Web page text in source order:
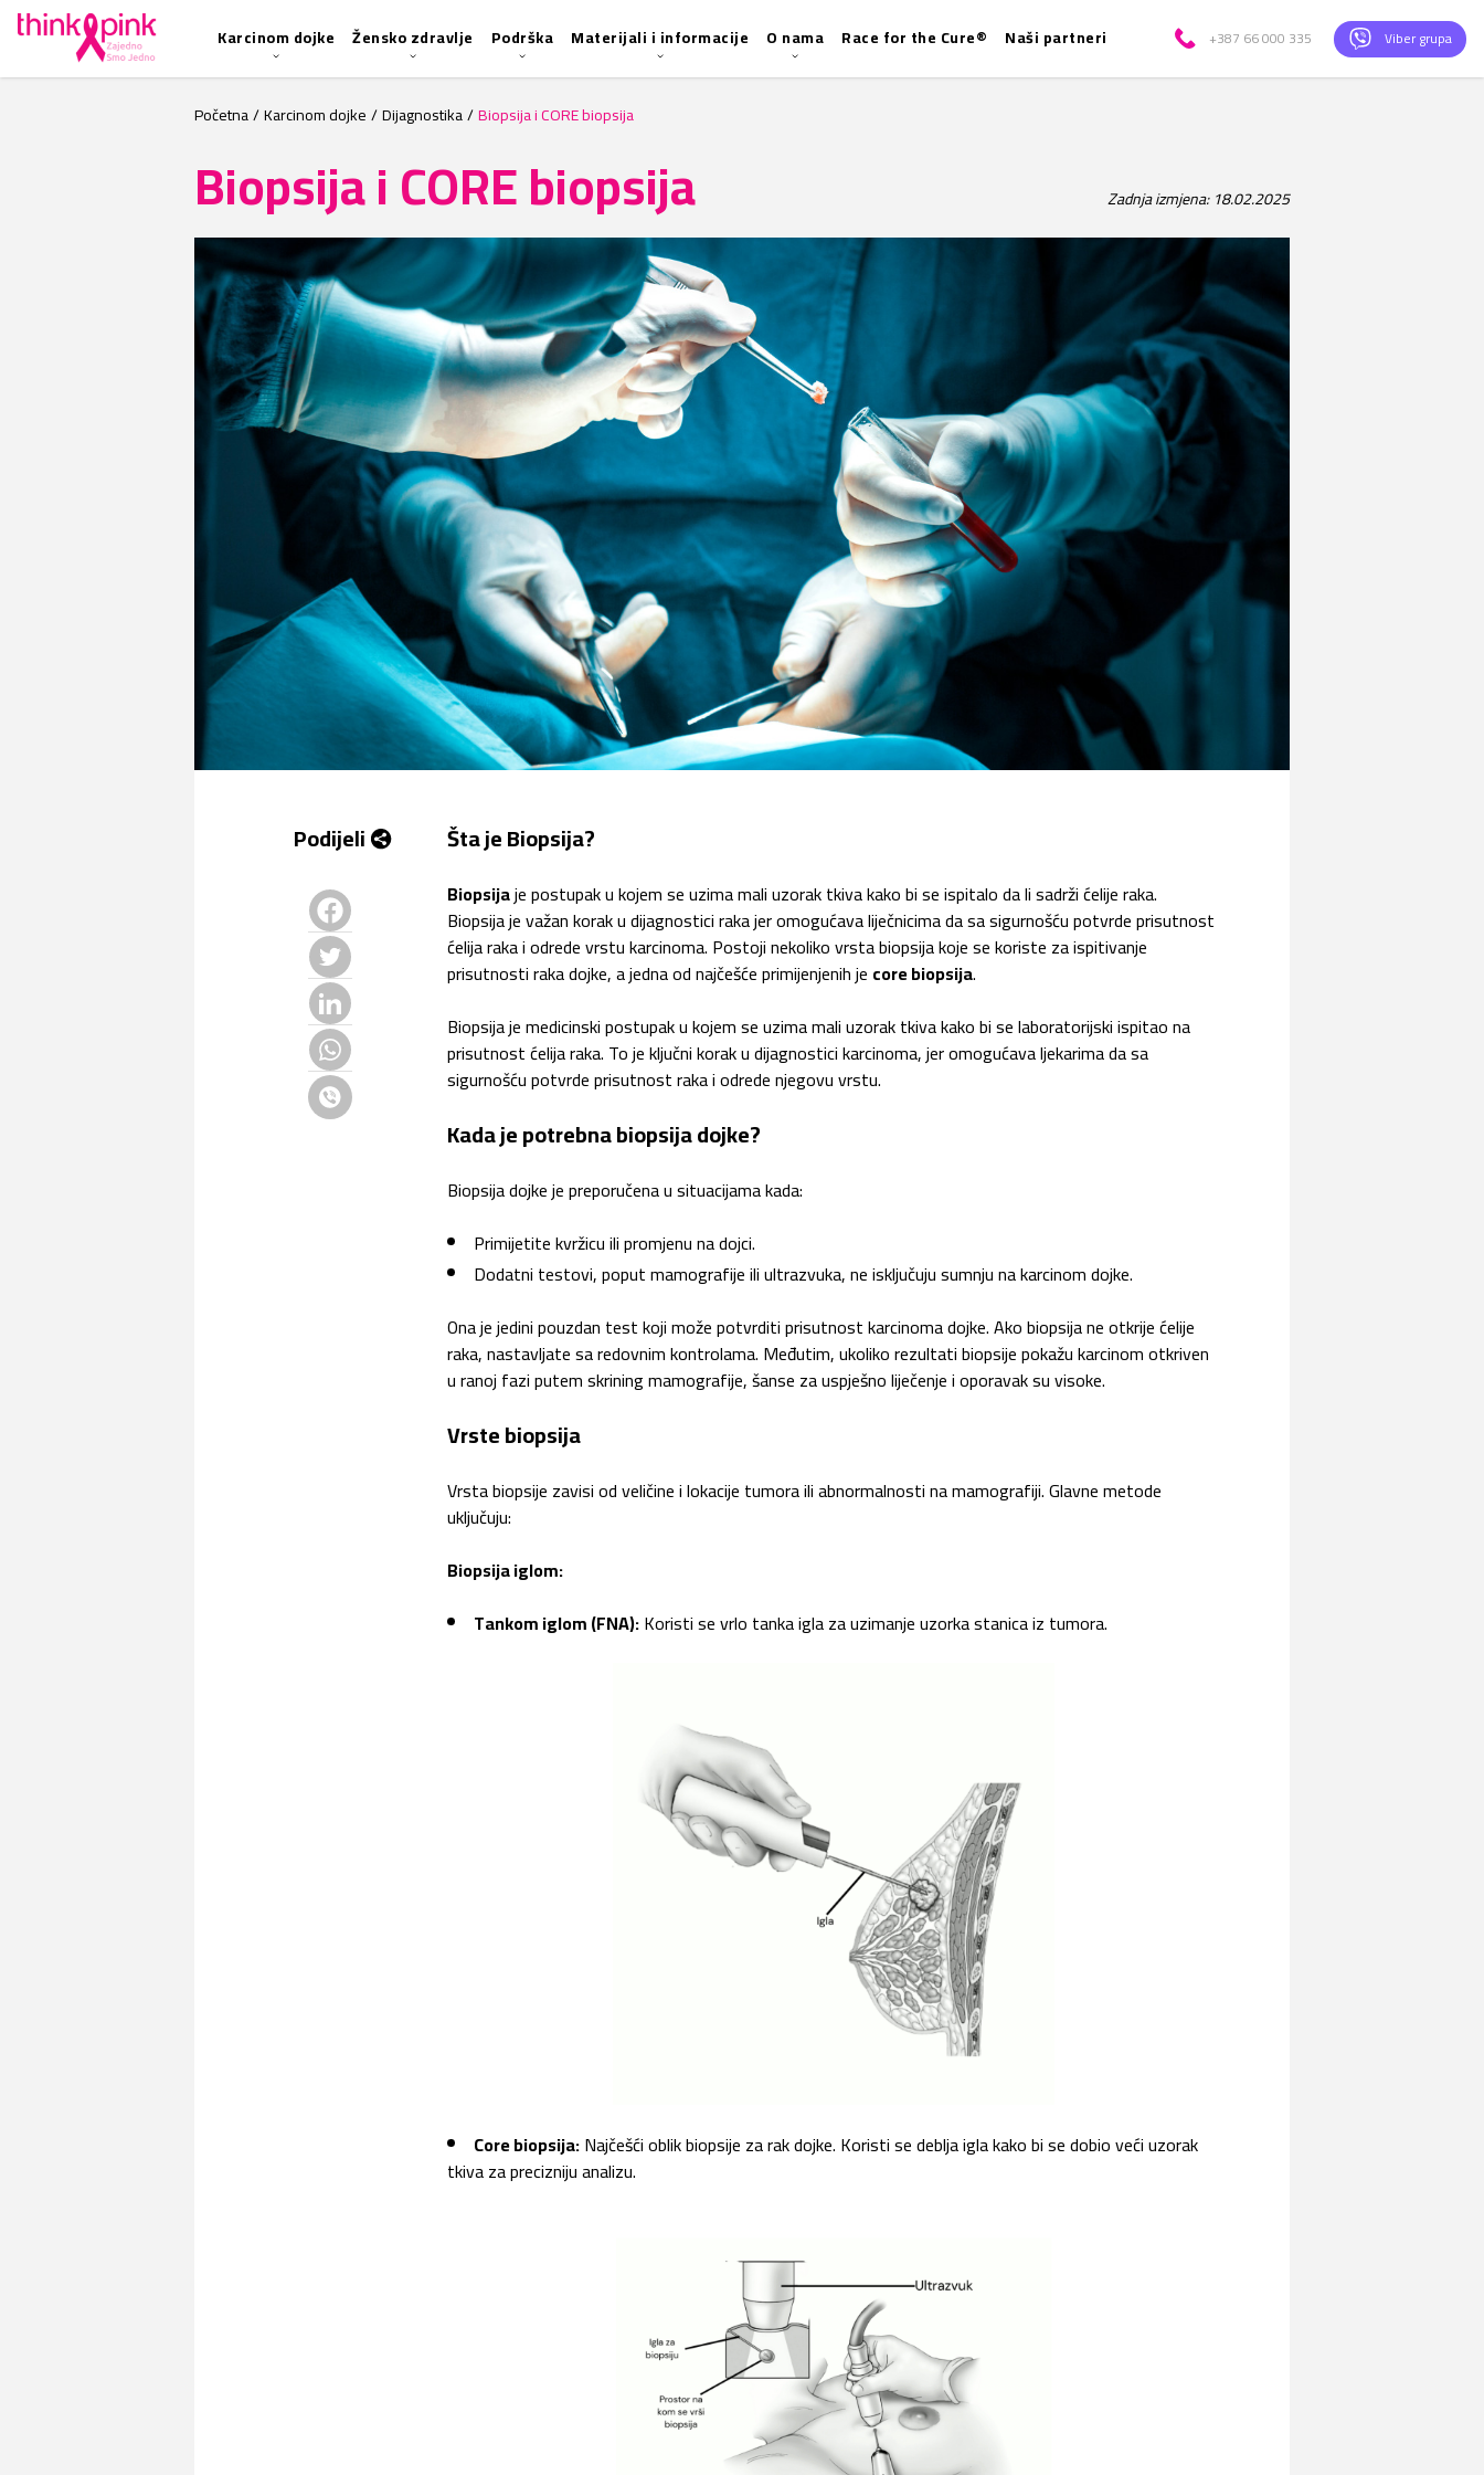
Karcinom dojke Žensko zdravlje Podrška Materijali i informacije O nama Race for the Cure® Naši partneri +387 66 000 335 Viber grupa
Početna/Karcinom dojke/Dijagnostika/Biopsija i CORE biopsija
Biopsija i CORE biopsija Zadnja izmjena: 18.02.2025
Podijeli
Facebook
Twitter
LinkedIn
Whatsapp
Viber
Šta je Biopsija?
Biopsijaje postupak u kojem se uzima mali uzorak tkiva kako bi se ispitalo da li sadrži ćelije raka.
Biopsija je važan korak u dijagnostici raka jer omogućava liječnicima da sa sigurnošću potvrde prisutnost
ćelija raka i odrede vrstu karcinoma. Postoji nekoliko vrsta biopsija koje se koriste za ispitivanje
prisutnosti raka dojke, a jedna od najčešće primijenjenih je core biopsija.
Biopsija je medicinski postupak u kojem se uzima mali uzorak tkiva kako bi se laboratorijski ispitao na
prisutnost ćelija raka. To je ključni korak u dijagnostici karcinoma, jer omogućava ljekarima da sa
sigurnošću potvrde prisutnost raka i odrede njegovu vrstu.
Kada je potrebna biopsija dojke?
Biopsija dojke je preporučena u situacijama kada:
Primijetite kvržicu ili promjenu na dojci.
Dodatni testovi, poput mamografije ili ultrazvuka, ne isključuju sumnju na karcinom dojke.
Ona je jedini pouzdan test koji može potvrditi prisutnost karcinoma dojke. Ako biopsija ne otkrije ćelije
raka, nastavljate sa redovnim kontrolama. Međutim, ukoliko rezultati biopsije pokažu karcinom otkriven
u ranoj fazi putem skrining mamografije, šanse za uspješno liječenje i oporavak su visoke.
Vrste biopsija
Vrsta biopsije zavisi od veličine i lokacije tumora ili abnormalnosti na mamografiji. Glavne metode
uključuju:
Biopsija iglom:
Tankom iglom (FNA):Koristi se vrlo tanka igla za uzimanje uzorka stanica iz tumora.
Core biopsija:Najčešći oblik biopsije za rak dojke. Koristi se deblja igla kako bi se dobio veći uzorak
tkiva za precizniju analizu.